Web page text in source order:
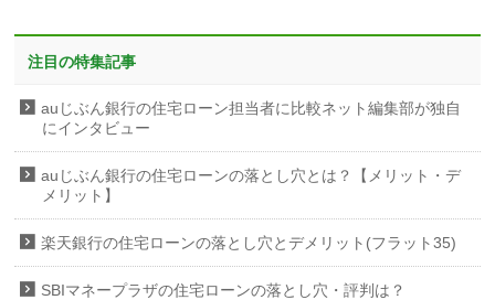
注目の特集記事
auじぶん銀行の住宅ローン担当者に比較ネット編集部が独自
にインタビュー
auじぶん銀行の住宅ローンの落とし穴とは？【メリット・デ
メリット】
楽天銀行の住宅ローンの落とし穴とデメリット(フラット35)
SBIマネープラザの住宅ローンの落とし穴・評判は？